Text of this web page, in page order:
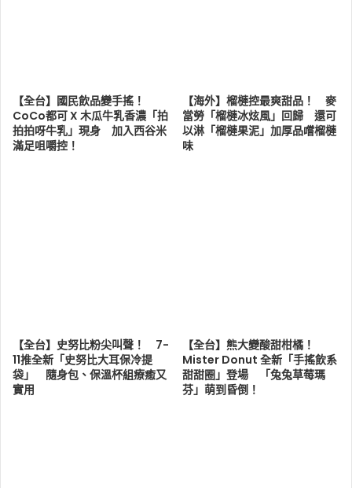
【全台】國民飲品變手搖！
CoCo都可 X 木瓜牛乳香濃「拍
拍拍呀牛乳」現身 加入西谷米
滿足咀嚼控！
【海外】榴槤控最爽甜品！ 麥
當勞「榴槤冰炫風」回歸 還可
以淋「榴槤果泥」加厚品嚐榴槤
味
【全台】史努比粉尖叫聲！ 7-
11推全新「史努比大耳保冷提
袋」 隨身包、保溫杯組療癒又
實用
【全台】熊大變酸甜柑橘！
Mister Donut 全新「手搖飲系
甜甜圈」登場 「兔兔草莓瑪
芬」萌到昏倒！